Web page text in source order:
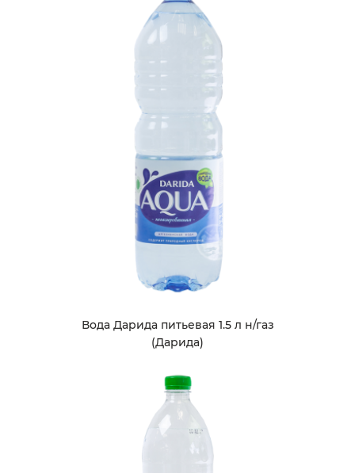
Вода Дарида питьевая 1.5 л н/газ
(Дарида)